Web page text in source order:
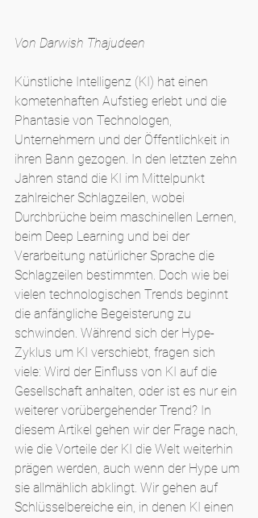
Von Darwish Thajudeen
Künstliche Intelligenz (KI) hat einen
kometenhaften Aufstieg erlebt und die
Phantasie von Technologen,
Unternehmern und der Öffentlichkeit in
ihren Bann gezogen. In den letzten zehn
Jahren stand die KI im Mittelpunkt
zahlreicher Schlagzeilen, wobei
Durchbrüche beim maschinellen Lernen,
beim Deep Learning und bei der
Verarbeitung natürlicher Sprache die
Schlagzeilen bestimmten. Doch wie bei
vielen technologischen Trends beginnt
die anfängliche Begeisterung zu
schwinden. Während sich der Hype-
Zyklus um KI verschiebt, fragen sich
viele: Wird der Einfluss von KI auf die
Gesellschaft anhalten, oder ist es nur ein
weiterer vorübergehender Trend? In
diesem Artikel gehen wir der Frage nach,
wie die Vorteile der KI die Welt weiterhin
prägen werden, auch wenn der Hype um
sie allmählich abklingt. Wir gehen auf
Schlüsselbereiche ein, in denen KI einen